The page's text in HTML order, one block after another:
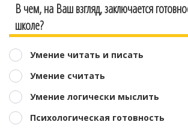
В чем, на Ваш взгляд, заключается
школе?
Умение читать и писать
Умение считать
Умение логически мыслить
Психологическая готовность